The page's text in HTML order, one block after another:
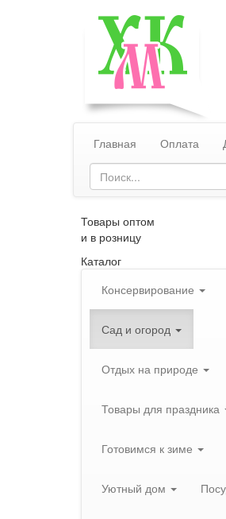
Главная Оплата
Товары оптом
и в розницу
Каталог
Консервирование
Сад и огород
Отдых на природе
Товары для праздника
Готовимся к зиме
Уютный дом